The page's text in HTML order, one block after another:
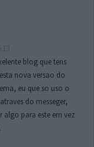
blog que tens
nova versao do
eu que so uso o
do messeger,
algo para este em vez